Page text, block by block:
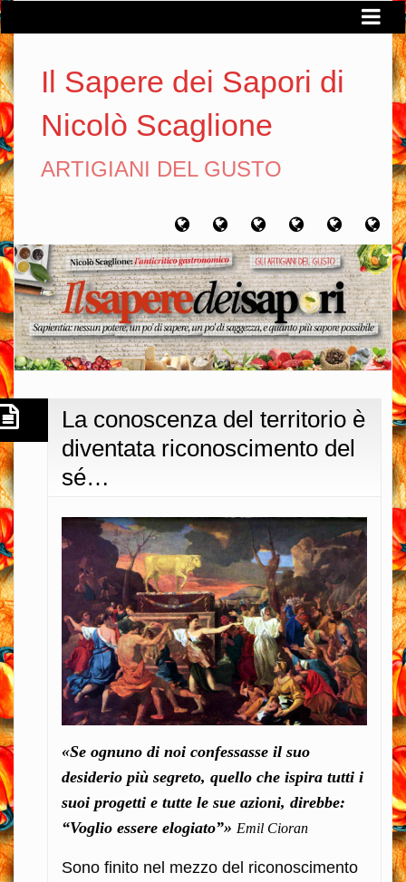
Il Sapere dei Sapori di
Nicolò Scaglione
ARTIGIANI DEL GUSTO
Home Chi
sono
Artigiani
del
gusto
Viaggi
del
gusto
Filosofia
del
gusto
La conoscenza del territorio è
diventata riconoscimento del
sé…
«Se ognuno di noi confessasse il suo
desiderio più segreto, quello che ispira tutti i
suoi progetti e tutte le sue azioni, direbbe:
“Voglio essere elogiato”» Emil Cioran
Sono finito nel mezzo del riconoscimento